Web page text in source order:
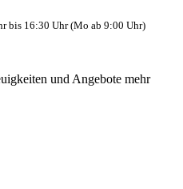
bis 16:30 Uhr (Mo ab 9:00 Uhr)
und Angebote mehr